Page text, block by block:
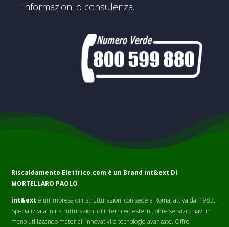
informazioni o consulenza.
Riscaldamento Elettrico.com è un Brand int&ext DI
MORTELLARO PAOLO
int&ext è un’impresa di ristrutturazioni con sede a Roma, attiva dal 1983.
Specializzata in ristrutturazioni di interni ed esterni, offre servizi chiavi in
mano utilizzando materiali innovativi e tecnologie avanzate. Offre